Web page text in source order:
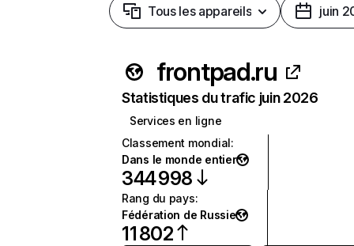
Tous les appareils juin
frontpad.ru
Statistiques du trafic juin 2026
Services en ligne
Classement mondial:
Dans le monde entier
344 998
Rang du pays:
Fédération de Russie
11 802